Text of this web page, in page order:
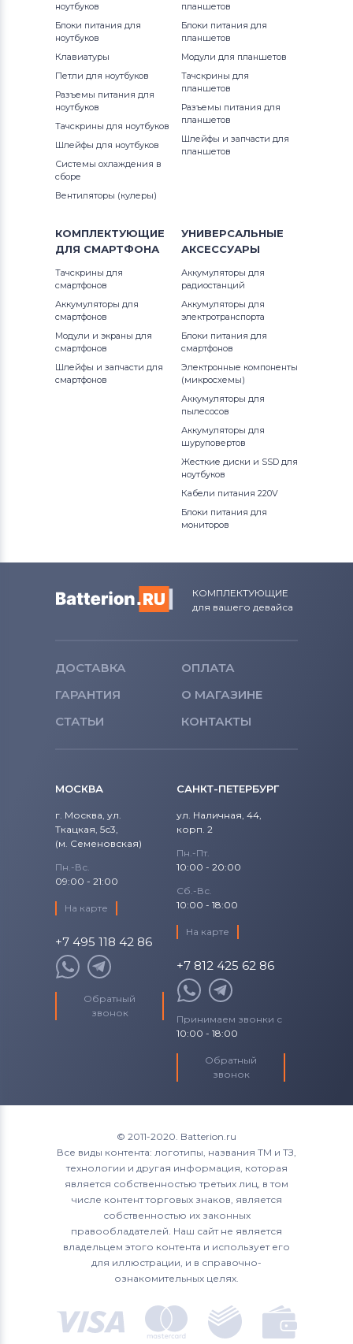
ноутбуков
Блоки питания для
ноутбуков
Клавиатуры
Петли для ноутбуков
Разъемы питания для
ноутбуков
Тачскрины для ноутбуков
Шлейфы для ноутбуков
Системы охлаждения в
сборе
Вентиляторы (кулеры)
планшетов
Блоки питания для
планшетов
Модули для планшетов
Тачскрины для
планшетов
Разъемы питания для
планшетов
Шлейфы и запчасти для
планшетов
КОМПЛЕКТУЮЩИЕ
ДЛЯ СМАРТФОНА
Тачскрины для
смартфонов
Аккумуляторы для
смартфонов
Модули и экраны для
смартфонов
Шлейфы и запчасти для
смартфонов
УНИВЕРСАЛЬНЫЕ
АКСЕССУАРЫ
Аккумуляторы для
радиостанций
Аккумуляторы для
электротранспорта
Блоки питания для
смартфонов
Электронные компоненты
(микросхемы)
Аккумуляторы для
пылесосов
Аккумуляторы для
шуруповертов
Жесткие диски и SSD для
ноутбуков
Кабели питания 220V
Блоки питания для
мониторов
КОМПЛЕКТУЮЩИЕ
для вашего девайса
ДОСТАВКА
ОПЛАТА
ГАРАНТИЯ
О МАГАЗИНЕ
СТАТЬИ
КОНТАКТЫ
МОСКВА
г. Москва, ул.
Ткацкая, 5с3,
(м. Семеновская)
Пн.-Вс.
09:00 - 21:00
На карте
+7 495 118 42 86
Обратный
звонок
САНКТ-ПЕТЕРБУРГ
ул. Наличная, 44,
корп. 2
Пн.-Пт.
10:00 - 20:00
Сб.-Вс.
10:00 - 18:00
На карте
+7 812 425 62 86
Принимаем звонки с
10:00 - 18:00
Обратный
звонок
© 2011-2020. Batterion.ru
Все виды контента: логотипы, названия ТМ и ТЗ,
технологии и другая информация, которая
является собственностью третьих лиц, в том
числе контент торговых знаков, является
собственностью их законных
правообладателей. Наш сайт не является
владельцем этого контента и использует его
для иллюстрации, и в справочно-
ознакомительных целях.